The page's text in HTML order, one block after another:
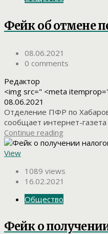
Фейк об отмене
08.06.2021
0 comments
Редактор
<img src=" <meta
08.06.2021
Отделение ПФР по
сообщает интернет-
Continue reading
View
1089 views
16.02.2021
Общество
Фейк о